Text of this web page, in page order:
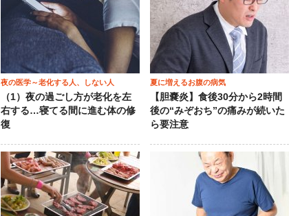
夜の医学～老化する人、しない人
（1）夜の過ごし方が老化を左
右する…寝てる間に進む体の修
復
夏に増えるお腹の病気
【胆嚢炎】食後30分から2時間
後の“みぞおち”の痛みが続いた
ら要注意